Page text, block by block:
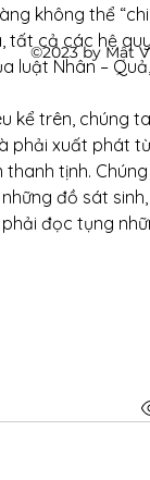
không thể “chi
cả các hệ quy
luật Nhân –
kể trên, chúng
phải xuất phát
tịnh.
đồ sát
đọc tụng
©2023 by Mật